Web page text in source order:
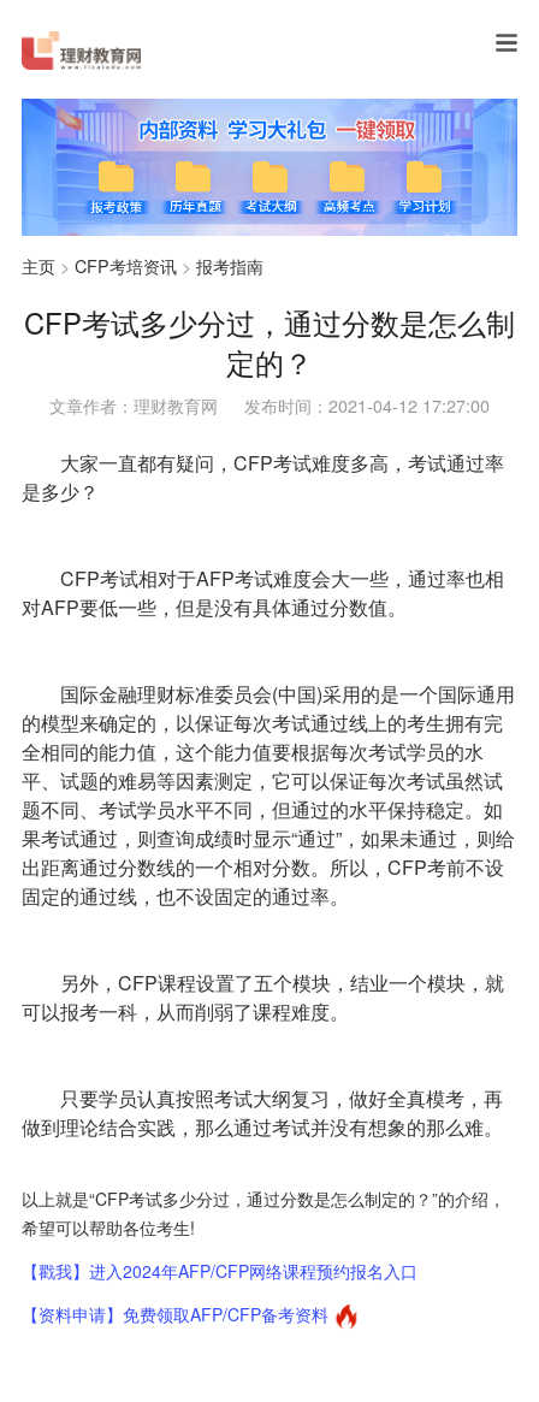
主页> CFP考培资讯> 报考指南
CFP考试多少分过，通过分数是怎么制
定的？
文章作者：理财教育网 发布时间：2021-04-12 17:27:00
大家一直都有疑问，CFP考试难度多高，考试通过率
是多少？
CFP考试相对于AFP考试难度会大一些，通过率也相
对AFP要低一些，但是没有具体通过分数值。
国际金融理财标准委员会(中国)采用的是一个国际通用
的模型来确定的，以保证每次考试通过线上的考生拥有完
全相同的能力值，这个能力值要根据每次考试学员的水
平、试题的难易等因素测定，它可以保证每次考试虽然试
题不同、考试学员水平不同，但通过的水平保持稳定。如
果考试通过，则查询成绩时显示“通过”，如果未通过，则给
出距离通过分数线的一个相对分数。所以，CFP考前不设
固定的通过线，也不设固定的通过率。
另外，CFP课程设置了五个模块，结业一个模块，就
可以报考一科，从而削弱了课程难度。
只要学员认真按照考试大纲复习，做好全真模考，再
做到理论结合实践，那么通过考试并没有想象的那么难。
以上就是“CFP考试多少分过，通过分数是怎么制定的？”的介绍，
希望可以帮助各位考生!
【戳我】进入2024年AFP/CFP网络课程预约报名入口
【资料申请】免费领取AFP/CFP备考资料